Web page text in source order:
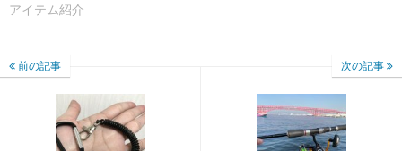
アイテム紹介
前の記事 次の記事